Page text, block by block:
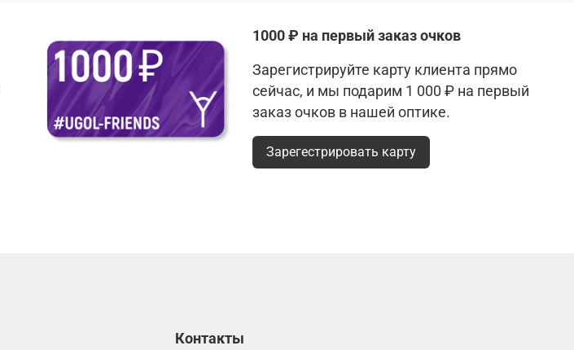
1000 ₽ на первый заказ очков
Зарегистрируйте карту клиента прямо
сейчас, и мы подарим 1 000 ₽ на первый
заказ очков в нашей оптике.
Зарегестрировать карту
Контакты